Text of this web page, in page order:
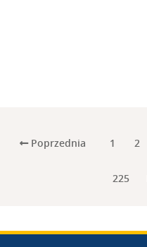
Poprzednia 1 2
225